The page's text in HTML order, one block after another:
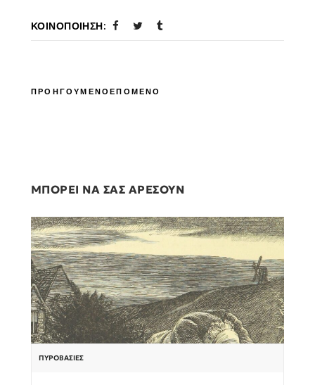
ΚΟΙΝΟΠΟΊΗΣΗ:
ΠΡΟΗΓΟΥΜΕΝΟΕΠΟΜΕΝΟ
ΜΠΟΡΕΙ ΝΑ ΣΑΣ ΑΡΕΣΟΥΝ
ΠΥΡΟΒΑΣΊΕΣ